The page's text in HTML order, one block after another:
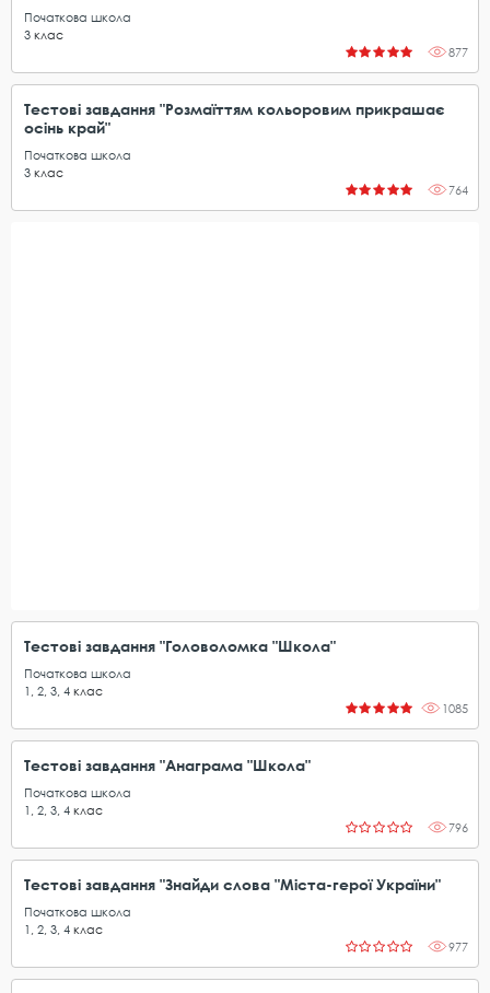
Початкова школа
3 клас
877
Тестові завдання "Розмаїттям кольоровим прикрашає
осінь край"
Початкова школа
3 клас
764
Тестові завдання "Головоломка "Школа"
Початкова школа
1
2 3 4 клас
1085
Тестові завдання "Анаграма "Школа"
Початкова школа
1
2 3 4 клас
796
Тестові завдання "Знайди слова "Міста-герої України"
Початкова школа
1
2 3 4 клас
977